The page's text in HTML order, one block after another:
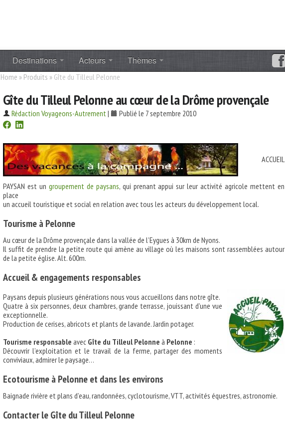
Destinations Acteurs Thèmes
Home » Produits » Gîte du Tilleul Pelonne
Gîte du Tilleul Pelonne au cœur de la Drôme provençale
Rédaction Voyageons-Autrement| Publié le 7 septembre 2010
ACCUEIL
PAYSAN est un groupement de paysans, qui prenant appui sur leur activité agricole mettent en
place
un accueil touristique et social en relation avec tous les acteurs du développement local.
Tourisme à Pelonne
Au cœur de la Drôme provençale dans la vallée de l’Eygues à 30km de Nyons.
Il suffit de prendre la petite route qui amène au village où les maisons sont rassemblées autour
de la petite église. Alt. 600m.
Accueil & engagements responsables
Paysans depuis plusieurs générations nous vous accueillons dans notre gîte.
Quatre à six personnes, deux chambres, grande terrasse, jouissant d’une vue
exceptionnelle.
Production de cerises, abricots et plants de lavande. Jardin potager.
Tourisme responsable avec Gîte du Tilleul Pelonne à Pelonne :
Découvrir l’exploitation et le travail de la ferme, partager des moments
conviviaux, admirer le paysage…
Ecotourisme à Pelonne et dans les environs
Baignade rivière et plans d’eau, randonnées, cyclotourisme, VTT, activités équestres, astronomie.
Contacter le Gîte du Tilleul Pelonne